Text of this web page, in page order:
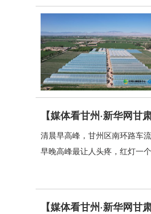
【媒体看甘州·新华网
清晨早高峰，甘州区南环路车
早晚高峰最让人头疼，红灯一
【媒体看甘州·新华网